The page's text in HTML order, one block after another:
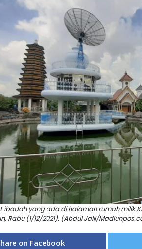
yang ada di halaman rumah milik
Rabu (1/12/2021). (Abdul Jalil/
on Facebook